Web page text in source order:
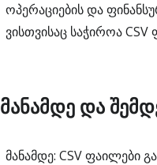
ოპერაციების და
ვისთვისაც საჭიროა
მანამდე და
მანამდე: CSV ფაილები